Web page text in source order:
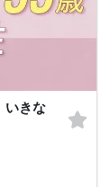
いきな